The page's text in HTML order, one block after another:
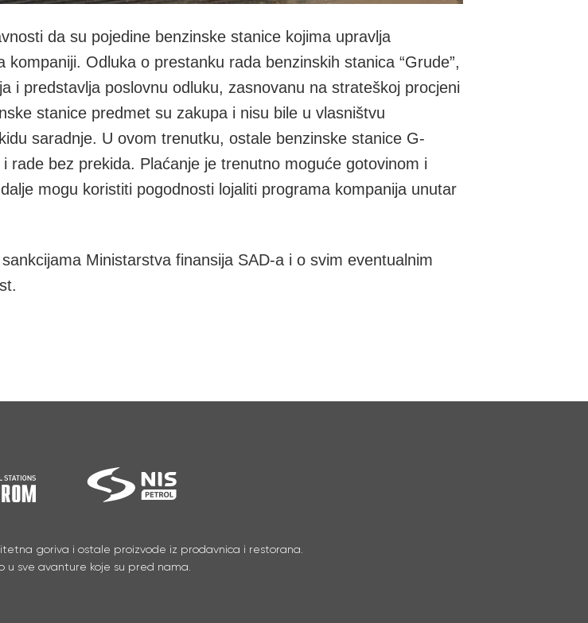
da su pojedine benzinske stanice kojima upravlja
Odluka o prestanku rada benzinskih stanica “Grude”,
i predstavlja poslovnu odluku, zasnovanu na strateškoj procjeni
stanice predmet su zakupa i nisu bile u vlasništvu
saradnje. U ovom trenutku, ostale benzinske stanice G-
rade bez prekida. Plaćanje je trenutno moguće gotovinom i
mogu koristiti pogodnosti lojaliti programa kompanija unutar
Ministarstva finansija SAD-a i o svim eventualnim
goriva i ostale proizvode iz prodavnica i restorana.
u sve avanture koje su pred nama.